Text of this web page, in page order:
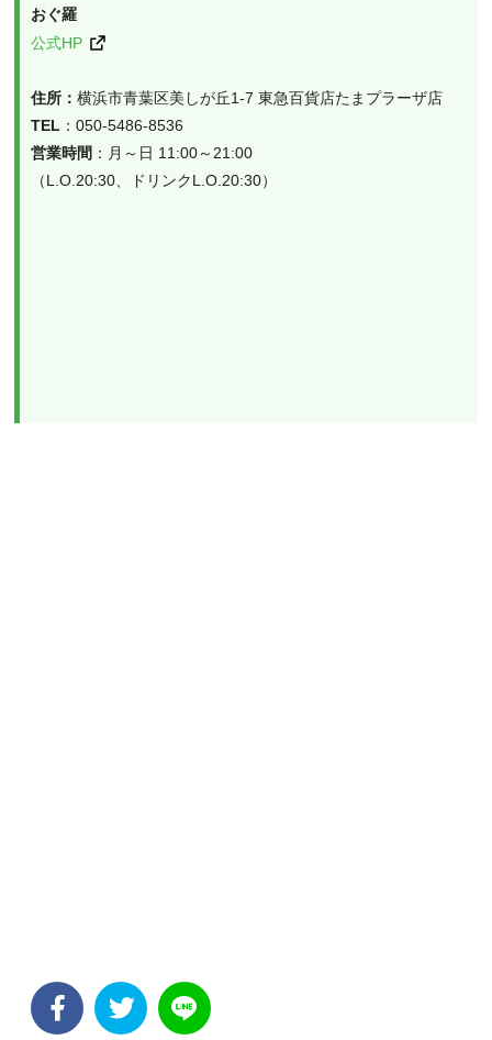
おぐ羅
公式HP
住所：
TEL ：050-5486-8536
営業時間 ：月～日 11:00～21:00